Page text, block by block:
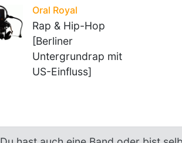
Oral Royal
Rap & Hip-Hop
[Berliner
Untergrundrap mit
US-Einfluss]